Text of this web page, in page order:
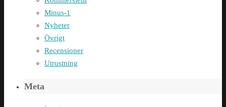
Minus-1
Nyheter
Övrigt
Recensioner
Utrustning
Meta